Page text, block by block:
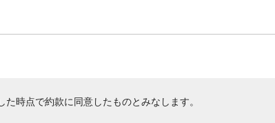
た時点で約款に同意したものとみなします。